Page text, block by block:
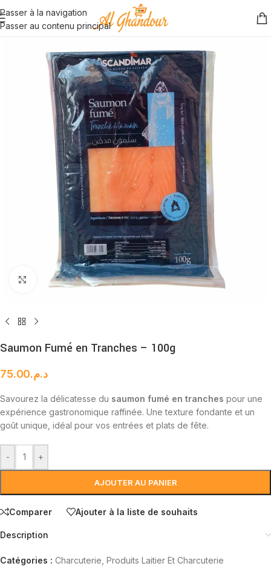
Passer à la navigation
Passer au contenu principal
Cliquez pour agrandir
Saumon Fumé en Tranches – 100g
د.م.75.00
Savourez la délicatesse du saumon fumé en tranches pour une
expérience gastronomique raffinée. Une texture fondante et un
goût unique, idéal pour vos entrées et plats de fête.
- +
AJOUTER AU PANIER
Comparer Ajouter à la liste de souhaits
Description
Catégories : Charcuterie Produits Laitier Et Charcuterie